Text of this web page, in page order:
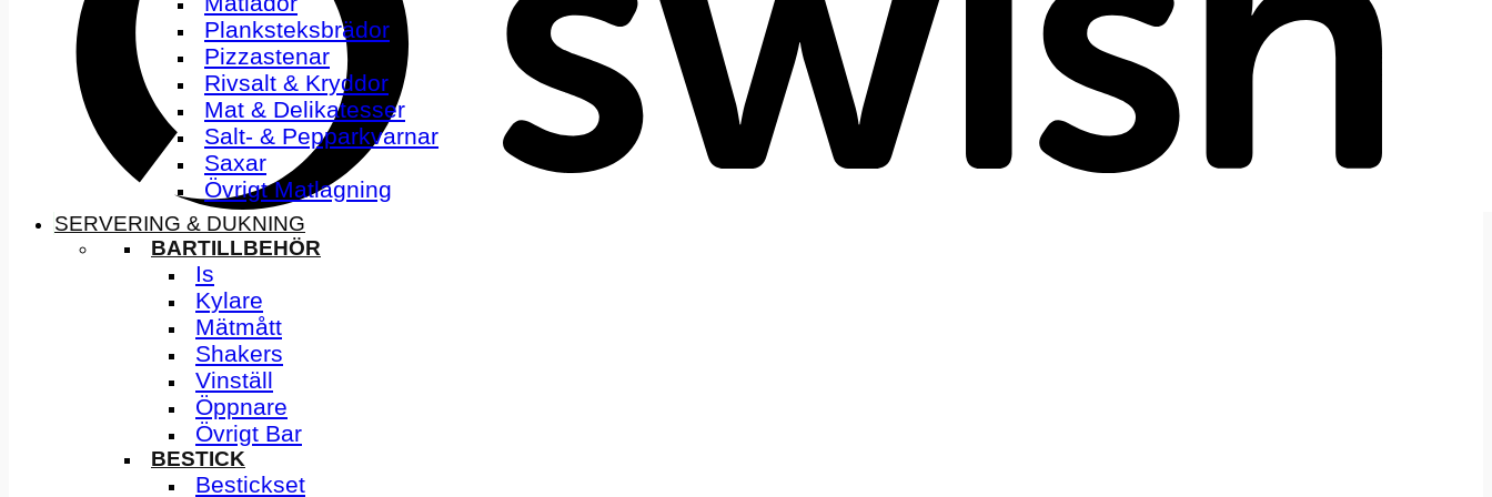
Planksteksbrädor
Pizzastenar
Rivsalt & Kryddor
Mat & Delikatesser
Salt- & Pepparkvarnar
Saxar
Övrigt Matlagning
SERVERING & DUKNING
BARTILLBEHÖR
Is
Kylare
Mätmått
Shakers
Vinställ
Öppnare
Övrigt Bar
BESTICK
Bestickset